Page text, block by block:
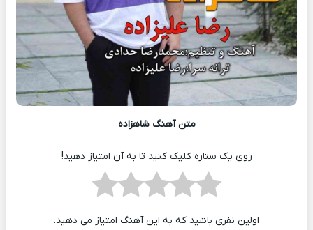
متن آهنگ شاهزاده
روی یک ستاره کلیک کنید تا به آن امتیاز دهید!
اولین نفری باشید که به این آهنگ امتیاز می دهید.